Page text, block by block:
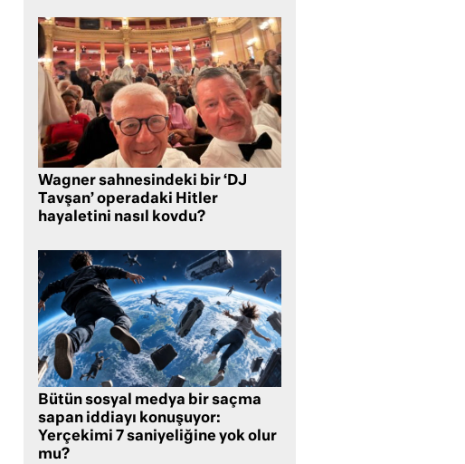
Wagner sahnesindeki bir ‘DJ
Tavşan’ operadaki Hitler
hayaletini nasıl kovdu?
Bütün sosyal medya bir saçma
sapan iddiayı konuşuyor:
Yerçekimi 7 saniyeliğine yok olur
mu?